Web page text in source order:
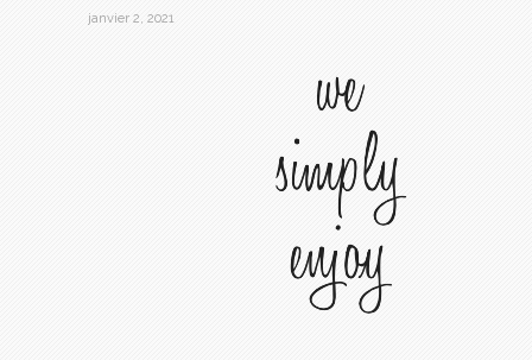
janvier 2, 2021